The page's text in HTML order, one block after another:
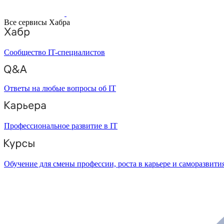
Все сервисы Хабра
Сообщество IT-специалистов
Ответы на любые вопросы об IT
Профессиональное развитие в IT
Обучение для смены профессии, роста в карьере и